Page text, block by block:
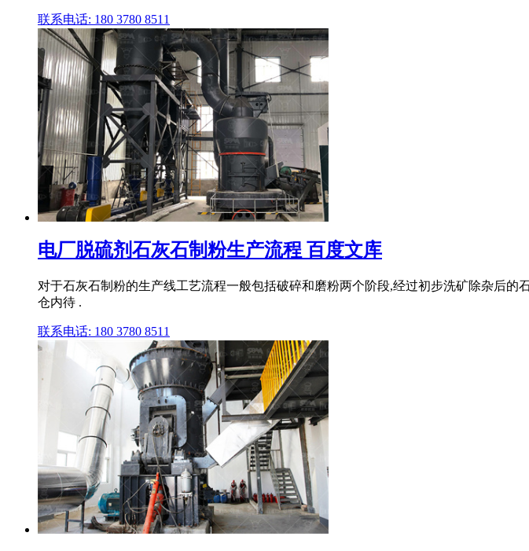
联系电话: 180 3780 8511
电厂脱硫剂石灰石制粉生产流程 百度文库
对于石灰石制粉的生产线工艺流程一般包括破碎和磨粉两个阶段,经过初步洗矿除杂后
仓内待 .
联系电话: 180 3780 8511